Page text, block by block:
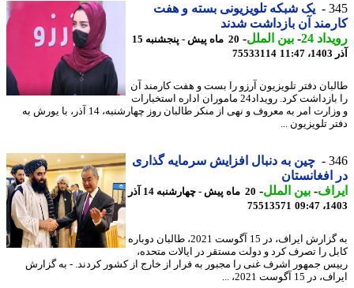
یک شبکه تلویزیونی بسته و هفت
آن بازداشت شدند
24
-بین الملل-
20 ماه پیش - پنجشنبه 15
75533114
دفتر تلویزیون آرزو را بست و هفت کارمند آن
را بازداشت کرد. رویداد24 ماموران اداره استخبارات
و وزارت امر به معروف و نهی از منکر طالبان روز چهارشنبه، 14 آذر، با یورش به
تلویزیون ...
چین به دنبال افزایش سرمایه گذاری
-بین الملل-
20 ماه پیش - چهارشنبه 14 آذر
75513571
به گزارش ایراف، در 15 آگوست 2021، طالبان دوباره
را تصرف کرد و دولت مستقر در ایالات متحده،
جمهور اشرف غنی را مجبور به فرار از خارج از کشور کردند. - به گزارش
15 آگوست 2021، ...